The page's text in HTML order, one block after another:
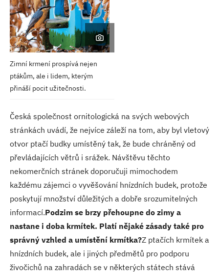
Zimní krmení prospívá nejen
ptákům, ale i lidem, kterým
přináší pocit užitečnosti.
Česká společnost ornitologická na svých webových
stránkách uvádí, že nejvíce záleží na tom, aby byl vletový
otvor ptačí budky umístěný tak, že bude chráněný od
převládajících větrů i srážek. Návštěvu těchto
nekomerčních stránek doporučuji mimochodem
každému zájemci o vyvěšování hnízdních budek, protože
poskytují množství důležitých a dobře srozumitelných
informací.Podzim se brzy přehoupne do zimy a
nastane i doba krmítek. Platí nějaké zásady také pro
správný vzhled a umístění krmítka?Z ptačích krmítek a
hnízdních budek, ale i jiných předmětů pro podporu
živočichů na zahradách se v některých státech stává